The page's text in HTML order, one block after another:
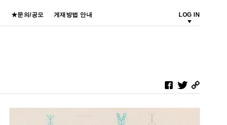
★문의/공모 게재방법 안내 LOG IN